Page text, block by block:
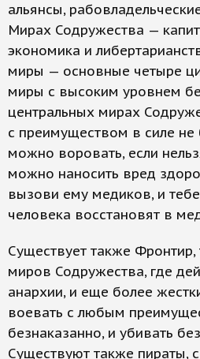
альянсы,
Мирах Содружества —
экономика и
миры — основные четыре
миры с высоким уровнем
центральных мирах
с преимуществом в силе не
можно воровать, если
можно наносить вред
вызови ему медиков, и
человека восстановят в
Существует также Фронтир,
миров Содружества, где
анархии, и еще более
воевать с любым
безнаказанно, и убивать
Существуют также пираты,